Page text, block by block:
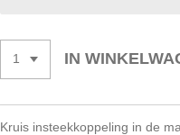
IN
Kruis insteekkoppeling in de